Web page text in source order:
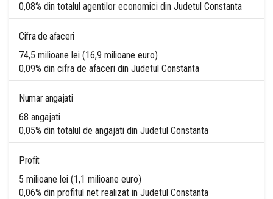
0,08% din totalul agentilor economici din Judetul Constanta
Cifra de afaceri
74,5 milioane lei (16,9 milioane euro)
0,09% din cifra de afaceri din Judetul Constanta
Numar angajati
68 angajati
0,05% din totalul de angajati din Judetul Constanta
Profit
5 milioane lei (1,1 milioane euro)
0,06% din profitul net realizat in Judetul Constanta